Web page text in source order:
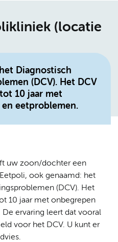
(locatie
Diagnostisch
(DCV). Het DCV
10 jaar met
eetproblemen.
uw zoon/dochter een
ook genaamd: het
(DCV). Het
10 jaar met onbegrepen
ervaring leert dat vooral
voor het DCV. U kunt er